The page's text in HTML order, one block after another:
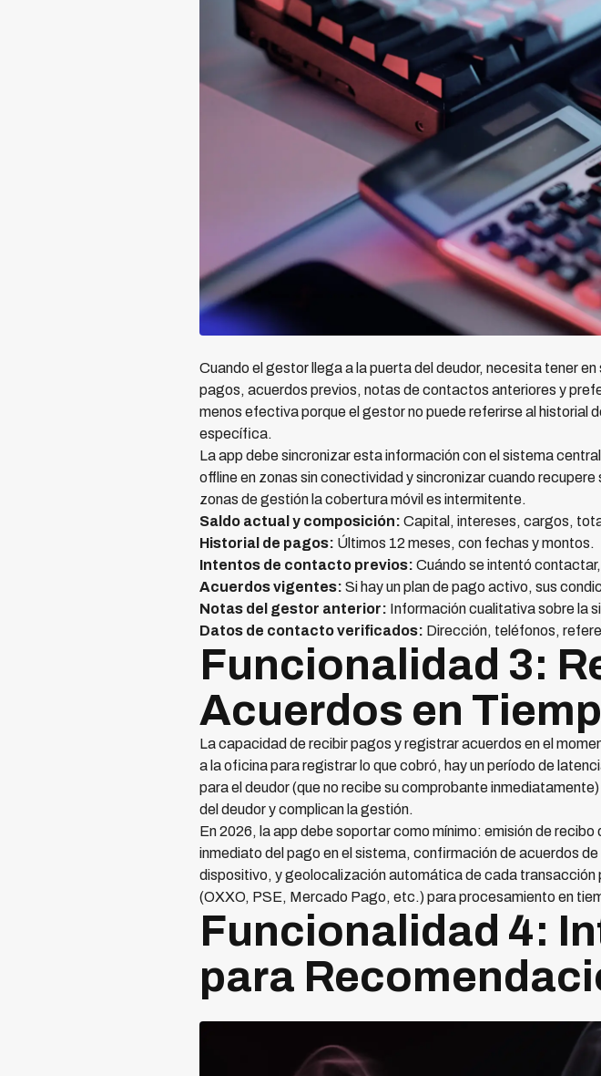
Cuando el gestor llega a la puerta del deudor, necesita tener
pagos, acuerdos previos, notas de contactos anteriores y
menos efectiva porque el gestor no puede referirse al historial
específica.
La app debe sincronizar esta información con el sistema
offline en zonas sin conectividad y sincronizar cuando
zonas de gestión la cobertura móvil es intermitente.
Saldo actual y composición: Capital, intereses, cargos,
Historial de pagos: Últimos 12 meses, con fechas y montos.
Intentos de contacto previos: Cuándo se intentó
Acuerdos vigentes: Si hay un plan de pago activo, sus
Notas del gestor anterior: Información cualitativa sobre la
Datos de contacto verificados: Dirección, teléfonos,
Funcionalidad 3:
Acuerdos en
La capacidad de recibir pagos y registrar acuerdos en el
a la oficina para registrar lo que cobró, hay un período de
para el deudor (que no recibe su comprobante
del deudor y complican la gestión.
En 2026, la app debe soportar como mínimo: emisión de
inmediato del pago en el sistema, confirmación de acuerdos
dispositivo, y geolocalización automática de cada
(OXXO, PSE, Mercado Pago, etc.) para procesamiento en
Funcionalidad 4:
para